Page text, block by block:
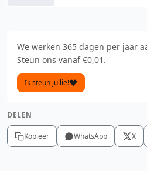
We werken 365 dagen per jaar
Steun ons vanaf €0,01.
Ik steun jullie!
DELEN
Kopieer WhatsApp X